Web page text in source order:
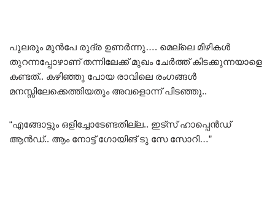
പുലരും മുൻപേ രുദ്ര ഉണർന്നു…. മെല്ലെ മിഴികൾ
തുറന്നപ്പോഴാണ് തന്നിലേക്ക് മുഖം ചേർത്ത് കിടക്കുന്നയാളെ
കണ്ടത്.. കഴിഞ്ഞു പോയ രാവിലെ രംഗങ്ങൾ
മനസ്സിലേക്കെത്തിയതും അവളൊന്ന് പിടഞ്ഞു..
“എങ്ങോട്ടും ഒളിച്ചോടേണ്ടതില്ല.. ഇട്സ് ഹാപ്പെൻഡ്
ആൻഡ്.. ആം നോട്ട് ഗോയിങ് ടു സേ സോറി…”